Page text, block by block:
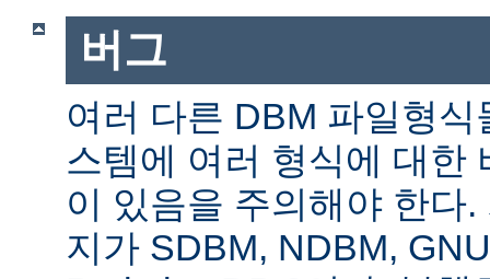
버그
여러 다른 DBM 파일형
스템에 여러 형식에 대한
이 있음을 주의해야 한다
지가 SDBM, NDBM,